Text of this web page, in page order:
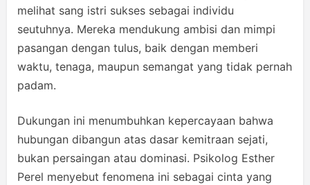
melihat sang istri sukses sebagai individu
seutuhnya. Mereka mendukung ambisi dan mimpi
pasangan dengan tulus, baik dengan memberi
waktu, tenaga, maupun semangat yang tidak pernah
padam.
Dukungan ini menumbuhkan kepercayaan bahwa
hubungan dibangun atas dasar kemitraan sejati,
bukan persaingan atau dominasi. Psikolog Esther
Perel menyebut fenomena ini sebagai cinta yang